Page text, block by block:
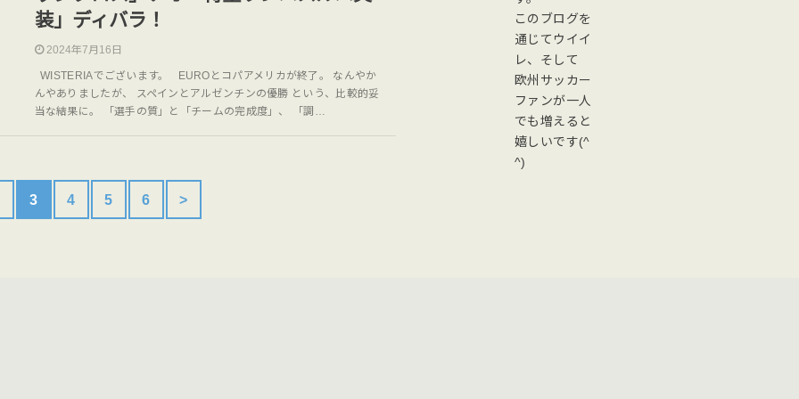
装」ディバラ！
2024年7月16日
WISTERIAでございます。 EUROとコパアメリカが終了。 なんやか
んやありましたが、 スペインとアルゼンチンの優勝 という、比較的妥
当な結果に。 「選手の質」と「チームの完成度」、 「調…
3 4 5 6 >
このブログを
通じてウイイ
レ、そして
欧州サッカー
ファンが一人
でも増えると
嬉しいです(^
^)